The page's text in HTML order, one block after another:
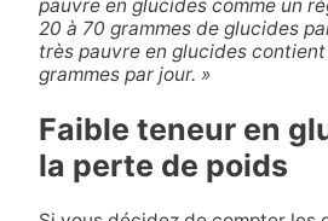
pauvre en glucides comme un
20 à 70 grammes de glucides
très pauvre en glucides
grammes par jour. »
Faible teneur en
la perte de poids